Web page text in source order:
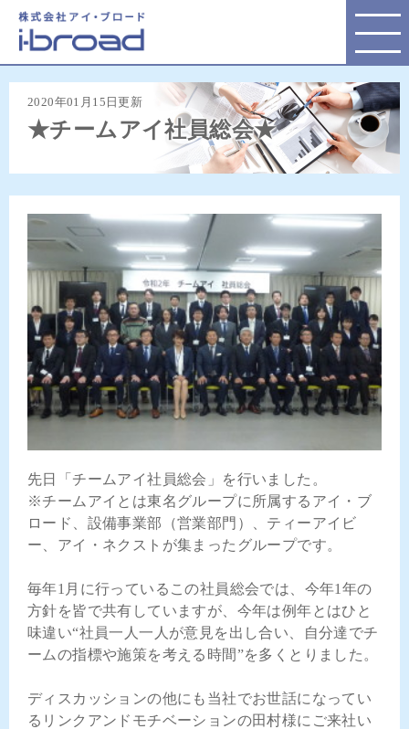
★チームアイ社員総会★
2020年01月15日更新
先日「チームアイ社員総会」を行いました。
※チームアイとは東名グループに所属するアイ・ブ
ロード、設備事業部（営業部門）、ティーアイビ
ー、アイ・ネクストが集まったグループです。
毎年1月に行っているこの社員総会では、今年1年の
方針を皆で共有していますが、今年は例年とはひと
味違い“社員一人一人が意見を出し合い、自分達でチ
ームの指標や施策を考える時間”を多くとりました。
ディスカッションの他にも当社でお世話になってい
るリンクアンドモチベーションの田村様にご来社い